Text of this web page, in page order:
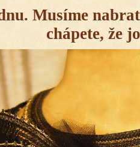
Musíme
chápete, že